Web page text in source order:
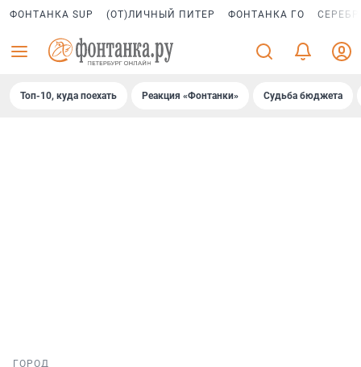
ФОНТАНКА SUP (ОТ)ЛИЧНЫЙ ПИТЕР ФОНТАНКА ГО
Топ-10, куда поехать Реакция «Фонтанки» Судьба бюджета
ГОРОД